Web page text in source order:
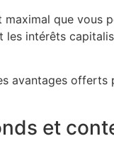
que vous
les intérêts
avantages
et